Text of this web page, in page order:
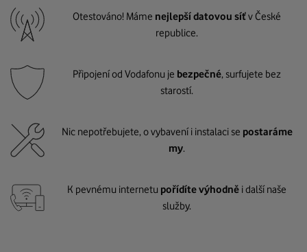
Otestováno! Máme nejlepší datovou síťv České
republice.
Připojení od Vodafonu je bezpečné, surfujete bez
starostí.
Nic nepotřebujete, o vybavení i instalaci se postaráme
my.
K pevnému internetu pořídíte výhodně i další naše
služby.